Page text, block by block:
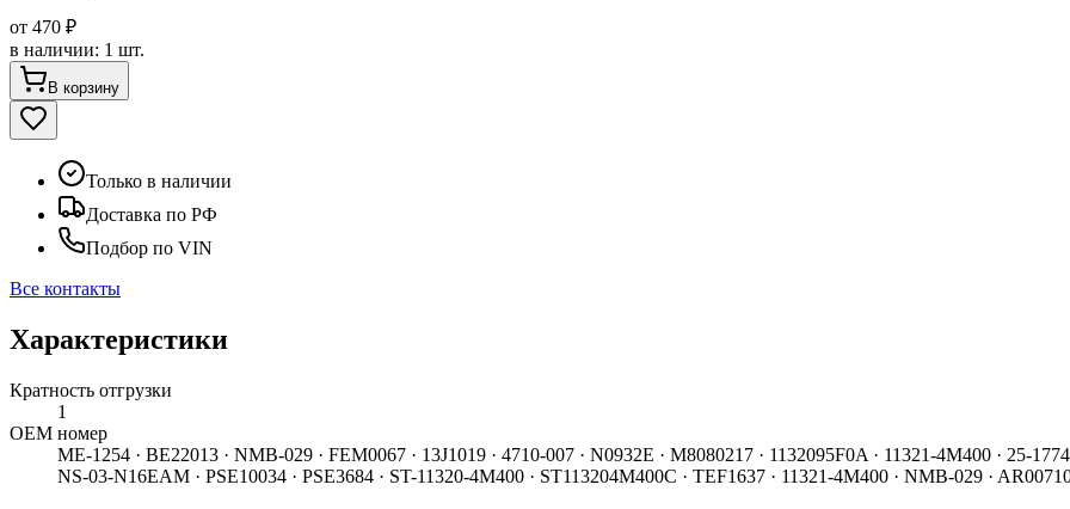
от 470 ₽
в наличии: 1 шт.
В корзину
Только в наличии
Доставка по РФ
Подбор по VIN
Все контакты
Характеристики
Кратность отгрузки
1
ОЕМ номер
ME-1254 · BE22013 · NMB-029 · FEM0067 · 13J1019 · 4710-007 · N0932E · M8080217 · 1132095F0A · 11321-4M400 · 25-
NS-03-N16EAM · PSE10034 · PSE3684 · ST-11320-4M400 · ST113204M400C · TEF1637 · 11321-4M400 · NMB-029 ·